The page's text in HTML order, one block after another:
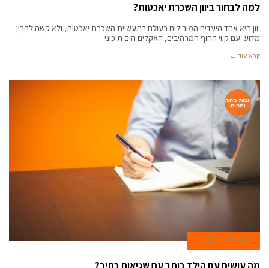
למה לבחור ביוון השכרת יאכטות?
יוון היא אחד היעדים המובילים בעולם בתעשיית השכרת יאכטות, ולא קשה להבין
מדוע. עם קווי החוף המרהיבים, האקלים הים תיכוני
קרא עוד ←
עצות מהמ
ומחים
22 באפריל 2024